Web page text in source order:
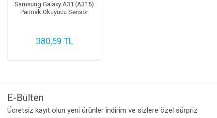
Samsung Galaxy A31 (A315)
Parmak Okuyucu Sensör
380,59 TL
E-Bülten
Ücretsiz kayıt olun yeni ürünler indirim ve sizlere özel sürpriz